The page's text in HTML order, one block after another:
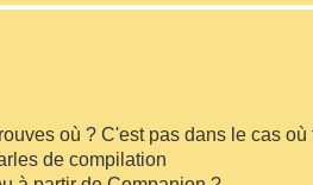
où ? C'est pas dans le cas
de compilation